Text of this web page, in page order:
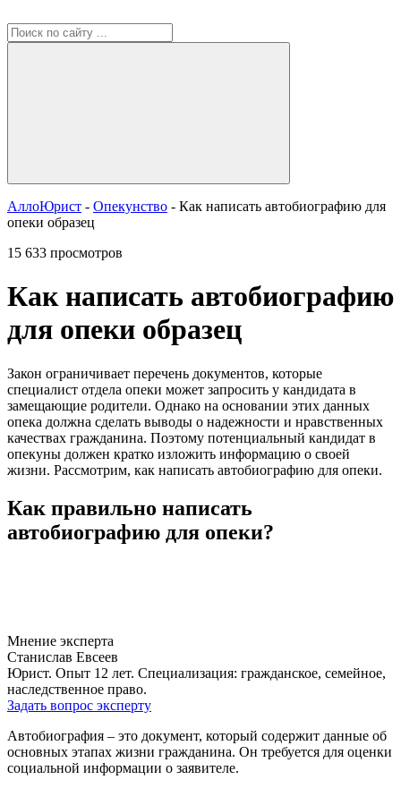
АллоЮрист - Опекунство - Как написать автобиографию для
опеки образец
15 633 просмотров
Как написать автобиографию
для опеки образец
Закон ограничивает перечень документов, которые
специалист отдела опеки может запросить у кандидата в
замещающие родители. Однако на основании этих данных
опека должна сделать выводы о надежности и нравственных
качествах гражданина. Поэтому потенциальный кандидат в
опекуны должен кратко изложить информацию о своей
жизни. Рассмотрим, как написать автобиографию для опеки.
Как правильно написать
автобиографию для опеки?
Мнение эксперта
Станислав Евсеев
Юрист. Опыт 12 лет. Специализация: гражданское, семейное,
наследственное право.
Задать вопрос эксперту
Автобиография – это документ, который содержит данные об
основных этапах жизни гражданина. Он требуется для оценки
социальной информации о заявителе.